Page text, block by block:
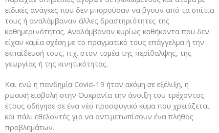
ειδικές ανάγκες που δεν μπορούσαν να βγουν από τα σπίτια
τους ή αναλάμβαναν άλλες δραστηριότητες της
καθημερινότητας. Αναλάμβαναν κυρίως καθήκοντα που δεν
είχαν καμία σχέση με το πραγματικό τους επάγγελμα ή την
εκπαίδευσή τους, π.χ. στον τομέα της περίθαλψης, της
γεωργίας ή της κινητικότητας.
Και ενώ η πανδημία Covid-19 ήταν ακόμη σε εξέλιξη, η
ρωσική εισβολή στην Ουκρανία την άνοιξη του τρέχοντος
έτους οδήγησε σε ένα νέο προσφυγικό κύμα που χρειάζεται
και πάλι εθελοντές για να αντιμετωπίσουν ένα πλήθος
προβλημάτων.